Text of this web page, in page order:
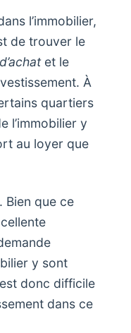
l’immobilier,
de trouver le
et le
À
quartiers
l’immobilier y
au loyer que
. Bien que ce
y sont
donc difficile
dans ce